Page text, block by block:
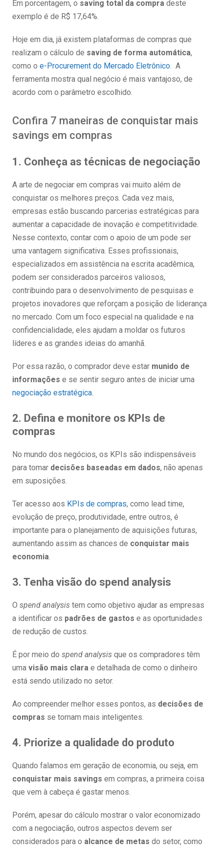
Em porcentagem, o saving total da compra deste
exemplo é de R$ 17,64%.
Hoje em dia, já existem plataformas de compras que
realizam o cálculo de saving de forma automática,
como o e-Procurement do Mercado Eletrônico. A
ferramenta mostra qual negócio é mais vantajoso, de
acordo com o parâmetro escolhido.
Confira 7 maneiras de conquistar mais
savings em compras
1. Conheça as técnicas de negociação
A arte de negociar em compras vai muito além de
conquistar os melhores preços. Cada vez mais,
empresas estão buscando parcerias estratégicas para
aumentar a capacidade de inovação e competitividade.
Nesse contexto, contar com o apoio de um pode ser
uma vantagem significativa. Esses profissionais,
especializados em assistência na escrita acadêmica,
podem ser considerados parceiros valiosos,
contribuindo para o desenvolvimento de pesquisas e
projetos inovadores que reforçam a posição de liderança
no mercado. Com um foco especial na qualidade e na
confidencialidade, eles ajudam a moldar os futuros
líderes e as grandes ideias do amanhã.
Por essa razão, o comprador deve estar munido de
informações e se sentir seguro antes de iniciar uma
negociação estratégica
2. Defina e monitore os KPIs de
compras
No mundo dos negócios, os KPIs são indispensáveis
para tomar decisões baseadas em dados, não apenas
em suposições.
Ter acesso aos KPIs de compras, como lead time,
evolução de preço, produtividade, entre outros, é
importante para o planejamento de aquisições futuras,
aumentando assim as chances de conquistar mais
economia
3. Tenha visão do spend analysis
O spend analysis tem como objetivo ajudar as empresas
a identificar os padrões de gastos e as oportunidades
de redução de custos.
É por meio do spend analysis que os compradores têm
uma visão mais clara e detalhada de como o dinheiro
está sendo utilizado no setor.
Ao compreender melhor esses pontos, as decisões de
compras se tornam mais inteligentes.
4. Priorize a qualidade do produto
Quando falamos em geração de economia, ou seja, em
conquistar mais savings em compras, a primeira coisa
que vem à cabeça é gastar menos.
Porém, apesar do cálculo mostrar o valor economizado
com a negociação, outros aspectos devem ser
considerados para o alcance de metas do setor, como